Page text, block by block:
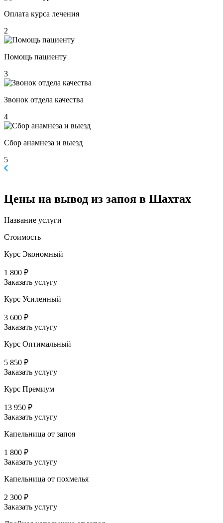
Оплата курса лечения
2
Помощь пациенту
3
Звонок отдела качества
4
Сбор анамнеза и выезд
5
Цены на вывод из запоя в Шахтах
Название услуги
Стоимость
Курс Экономный
1 800 ₽
Заказать услугу
Курс Усиленный
3 600 ₽
Заказать услугу
Курс Оптимальный
5 850 ₽
Заказать услугу
Курс Премиум
13 950 ₽
Заказать услугу
Капельница от запоя
1 800 ₽
Заказать услугу
Капельница от похмелья
2 300 ₽
Заказать услугу